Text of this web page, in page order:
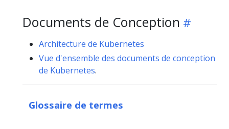
Documents de Conception
Architecture de Kubernetes
Vue d'ensemble des documents de conception
de Kubernetes.
Glossaire de termes